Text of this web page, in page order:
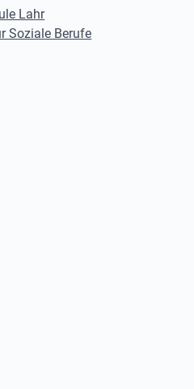
Lahr
Soziale Berufe